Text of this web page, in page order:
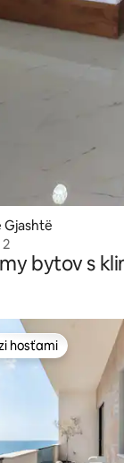
Gjashtë
bytov s
hosťami
hosťami